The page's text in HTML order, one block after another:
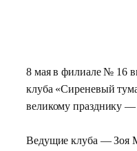
8 мая в филиале № 16
клуба «Сиреневый
великому празднику
Ведущие клуба — Зоя